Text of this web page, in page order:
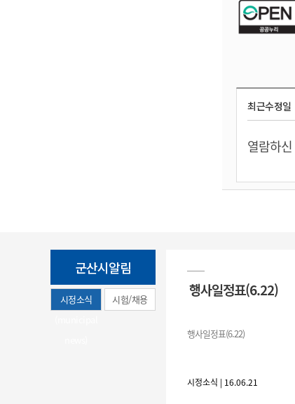
최근수정일
열람하신
군산시알림
시정소식
행사일정표(6.22)
행사일정표(6.22)
시정소식 | 16.06.21
시험/채용